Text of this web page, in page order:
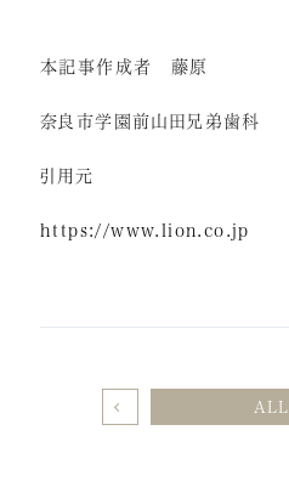
本記事作成者 藤原
奈良市学園前山田兄弟歯科
引用元
https://www.lion.co.jp
ALL